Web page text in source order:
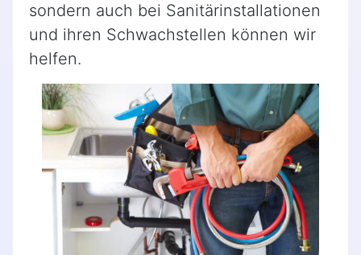
sondern auch bei Sanitärinstallationen
und ihren Schwachstellen können wir
helfen.